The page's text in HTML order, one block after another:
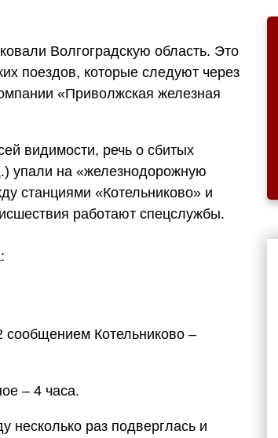
Волгоградскую область. Это
поездов, которые следуют через
«Приволжская железная
видимости, речь о сбитых
упали на «железнодорожную
станциями «Котельниково» и
работают спецслужбы.
Котельниково –
– 4 часа.
несколько раз подверглась и